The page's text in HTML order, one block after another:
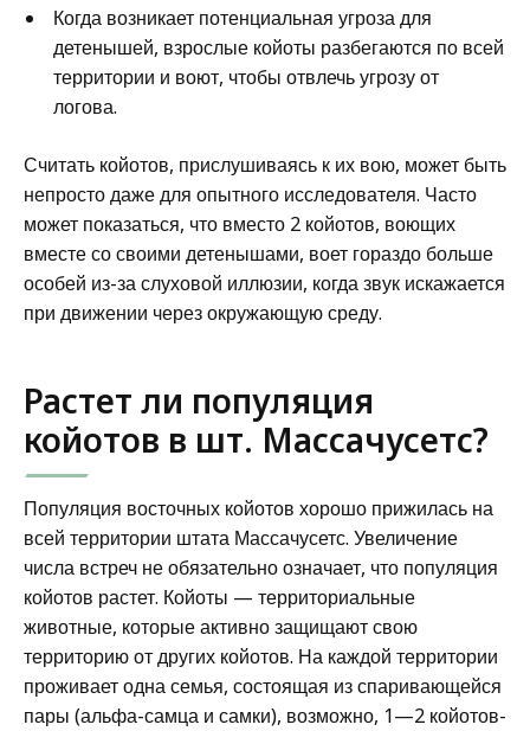
Когда возникает потенциальная угроза для
детенышей, взрослые койоты разбегаются по всей
территории и воют, чтобы отвлечь угрозу от
логова.
Считать койотов, прислушиваясь к их вою, может быть
непросто даже для опытного исследователя. Часто
может показаться, что вместо 2 койотов, воющих
вместе со своими детенышами, воет гораздо больше
особей из-за слуховой иллюзии, когда звук искажается
при движении через окружающую среду.
Растет ли популяция
койотов в шт. Массачусетс?
Популяция восточных койотов хорошо прижилась на
всей территории штата Массачусетс. Увеличение
числа встреч не обязательно означает, что популяция
койотов растет. Койоты — территориальные
животные, которые активно защищают свою
территорию от других койотов. На каждой территории
проживает одна семья, состоящая из спаривающейся
пары (альфа-самца и самки), возможно, 1—2 койотов-